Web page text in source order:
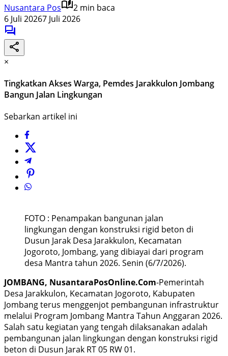
Nusantara Pos
2 min baca
6 Juli 20267 Juli 2026
×
Tingkatkan Akses Warga, Pemdes Jarakkulon Jombang
Bangun Jalan Lingkungan
Sebarkan artikel ini
FOTO : Penampakan bangunan jalan
lingkungan dengan konstruksi rigid beton di
Dusun Jarak Desa Jarakkulon, Kecamatan
Jogoroto, Jombang, yang dibiayai dari program
desa Mantra tahun 2026. Senin (6/7/2026).
JOMBANG, NusantaraPosOnline.Com-Pemerintah
Desa Jarakkulon, Kecamatan Jogoroto, Kabupaten
Jombang terus menggenjot pembangunan infrastruktur
melalui Program Jombang Mantra Tahun Anggaran 2026.
Salah satu kegiatan yang tengah dilaksanakan adalah
pembangunan jalan lingkungan dengan konstruksi rigid
beton di Dusun Jarak RT 05 RW 01.